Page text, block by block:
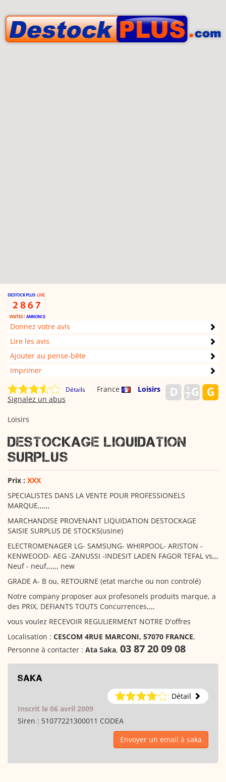
Donnez votre avis
Lire les avis
Ajouter au pense-bête
Imprimer
Détails France
Loisirs
Signalez un abus
Loisirs
DESTOCKAGE LIQUIDATION
SURPLUS
Prix : XXX
SPECIALISTES DANS LA VENTE POUR PROFESSIONELS
MARQUE,,,,,,
MARCHANDISE PROVENANT LIQUIDATION DESTOCKAGE
SAISIE SURPLUS DE STOCKS(usine)
ELECTROMENAGER LG- SAMSUNG- WHIRPOOL- ARISTON -
KENWEOOD- AEG -ZANUSSI -INDESIT LADEN FAGOR TEFAL vs,,,
Neuf - neuf,,,,,, new
GRADE A- B ou, RETOURNE (etat marche ou non controlé)
Notre company proposer aux profesonels produits marque, a
des PRIX, DEFIANTS TOUTS Concurrences,,,,
vous voulez RECEVOIR REGULIERMENT NOTRE D'offres
Localisation : CESCOM 4RUE MARCONI, 57070 FRANCE,
Personne à contacter : Ata Saka, 03 87 20 09 08
saka
Détail
Inscrit le 06 avril 2009
Siren : 51077221300011 CODEA
Envoyer un email à saka